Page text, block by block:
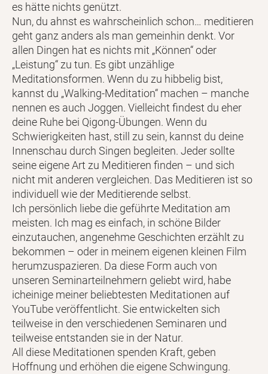
es hätte nichts genützt.
Nun, du ahnst es wahrscheinlich schon… meditieren
geht ganz anders als man gemeinhin denkt. Vor
allen Dingen hat es nichts mit „Können“ oder
„Leistung“ zu tun. Es gibt unzählige
Meditationsformen. Wenn du zu hibbelig bist,
kannst du „Walking-Meditation“ machen – manche
nennen es auch Joggen. Vielleicht findest du eher
deine Ruhe bei Qigong-Übungen. Wenn du
Schwierigkeiten hast, still zu sein, kannst du deine
Innenschau durch Singen begleiten. Jeder sollte
seine eigene Art zu Meditieren finden – und sich
nicht mit anderen vergleichen. Das Meditieren ist so
individuell wie der Meditierende selbst.
Ich persönlich liebe die geführte Meditation am
meisten. Ich mag es einfach, in schöne Bilder
einzutauchen, angenehme Geschichten erzählt zu
bekommen – oder in meinem eigenen kleinen Film
herumzuspazieren. Da diese Form auch von
unseren Seminarteilnehmern geliebt wird, habe
icheinige meiner beliebtesten Meditationen auf
YouTube veröffentlicht. Sie entwickelten sich
teilweise in den verschiedenen Seminaren und
teilweise entstanden sie in der Natur.
All diese Meditationen spenden Kraft, geben
Hoffnung und erhöhen die eigene Schwingung.